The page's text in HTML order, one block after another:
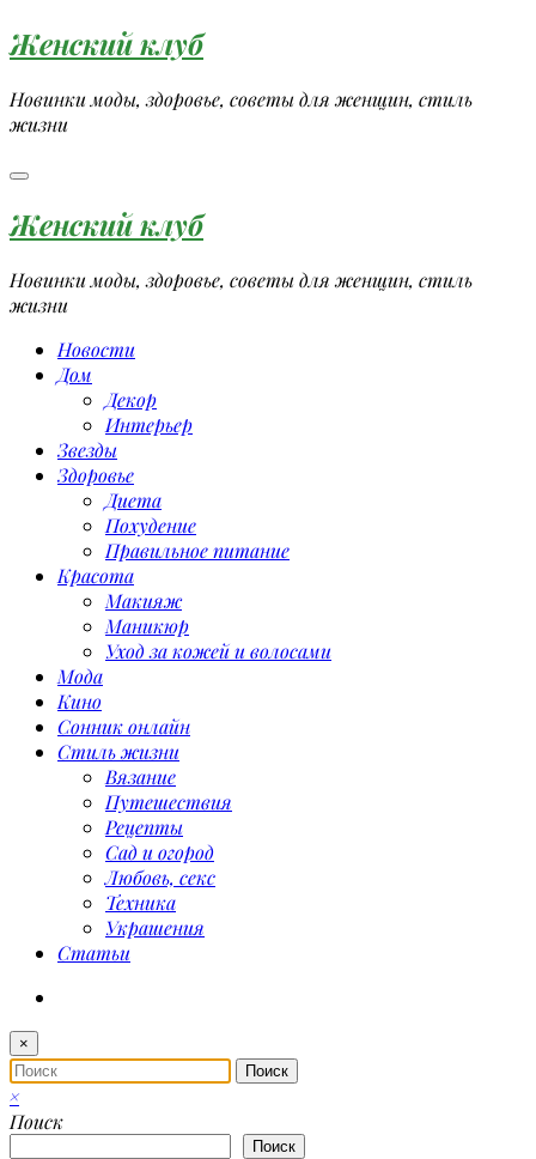
Перейти
к
содержимому
Женский клуб
Новинки моды, здоровье, советы для женщин, стиль
жизни
Женский клуб
Новинки моды, здоровье, советы для женщин, стиль
жизни
Новости
Дом
Декор
Интерьер
Звезды
Здоровье
Диета
Похудение
Правильное питание
Красота
Макияж
Маникюр
Уход за кожей и волосами
Мода
Кино
Сонник онлайн
Стиль жизни
Вязание
Путешествия
Рецепты
Сад и огород
Любовь, секс
Техника
Украшения
Статьи
×
×
Поиск
Поиск